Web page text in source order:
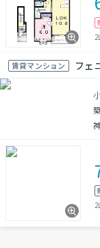
賃貸マンション フェ